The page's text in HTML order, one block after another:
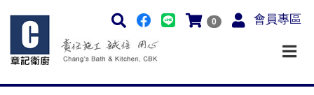
0 會員專區